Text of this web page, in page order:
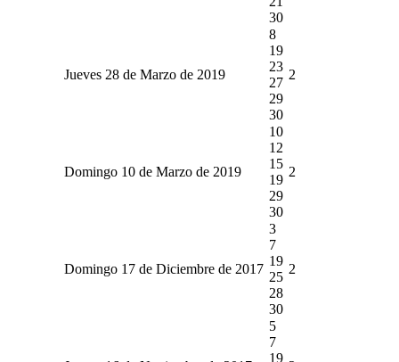
30
Jueves 28 de Marzo de 2019
8
19
23
27
29
30
2
Domingo 10 de Marzo de 2019
10
12
15
19
29
30
2
Domingo 17 de Diciembre de 2017
3
7
19
25
28
30
2
5
7
19